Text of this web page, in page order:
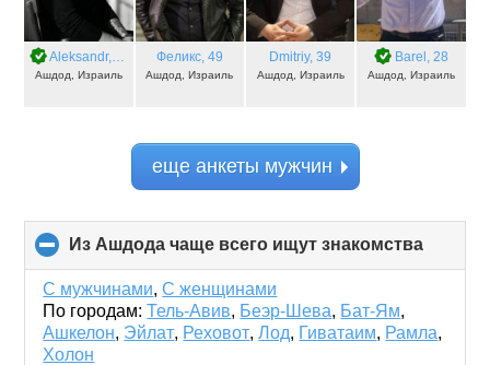
Aleksandr, 36
Ашдод, Израиль
Феликс, 49
Ашдод, Израиль
Dmitriy, 39
Ашдод, Израиль
Barel , 28
Ашдод, Израиль
еще анкеты мужчин
Из Ашдода чаще всего ищут знакомства
to
С мужчинами,С женщинами
По городам: Тель-Авив, Беэр-Шева, Бат-Ям,
Ашкелон, Эйлат, Реховот,Лод, Гиватаим, Рамла,
Холон